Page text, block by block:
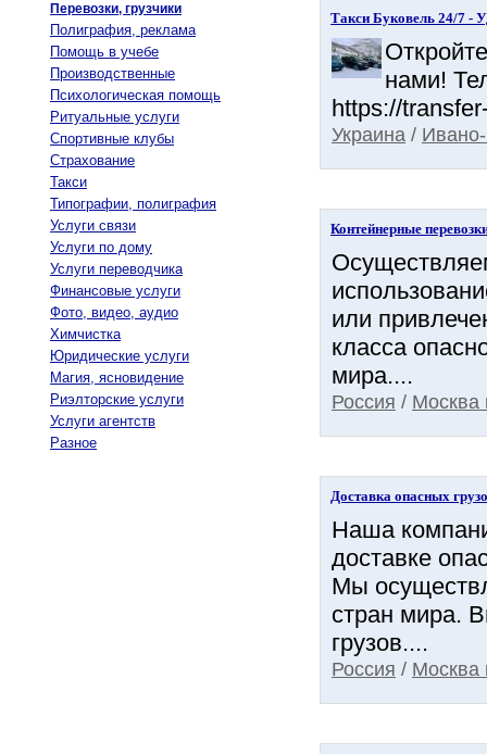
Перевозки, грузчики
Полиграфия, реклама
Помощь в учебе
Производственные
Психологическая помощь
Ритуальные услуги
Спортивные клубы
Страхование
Такси
Типографии, полиграфия
Услуги связи
Услуги по дому
Услуги переводчика
Финансовые услуги
Фото, видео, аудио
Химчистка
Юридические услуги
Магия, ясновидение
Риэлторские услуги
Услуги агентств
Разное
Такси Буковель 24/7 -
нами!
https://
Украина /
Контейнерные
или
класса
мира....
Россия / Москва
Доставка опасных
Наша
доставке
Мы
стран мира.
грузов....
Россия / Москва